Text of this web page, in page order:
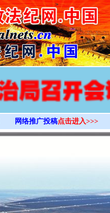
>
网络推广投稿点击进入>>>